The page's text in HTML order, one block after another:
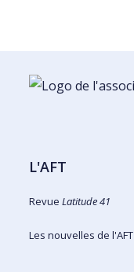
L'AFT
RevueLatitude 41
Les nouvelles de l'AFT